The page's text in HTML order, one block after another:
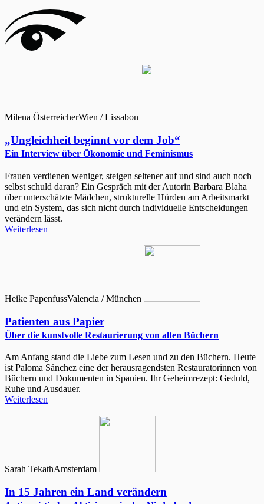
Milena ÖsterreicherWien / Lissabon
„Ungleichheit beginnt vor dem Job“
Ein Interview über Ökonomie und Feminismus
Frauen verdienen weniger, steigen seltener auf und sind auch noch
selbst schuld daran? Ein Gespräch mit der Autorin Barbara Blaha
über unterschätzte Mädchen, strukturelle Hürden am Arbeitsmarkt
und ein System, das sich nicht durch individuelle Entscheidungen
verändern lässt.
Weiterlesen
Heike PapenfussValencia / München
Patienten aus Papier
Über die kunstvolle Restaurierung von alten Büchern
Am Anfang stand die Liebe zum Lesen und zu den Büchern. Heute
ist Paloma Sánchez eine der herausragendsten Restauratorinnen von
Büchern und Dokumenten in Spanien. Ihr Geheimrezept: Geduld,
Ruhe und Ausdauer.
Weiterlesen
Sarah TekathAmsterdam
In 15 Jahren ein Land verändern